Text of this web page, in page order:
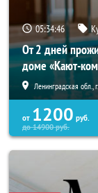
05:34:45
От 2 дней
доме «Кают-
Ленинградская обл.,
от 1200 руб.
до14900руб.